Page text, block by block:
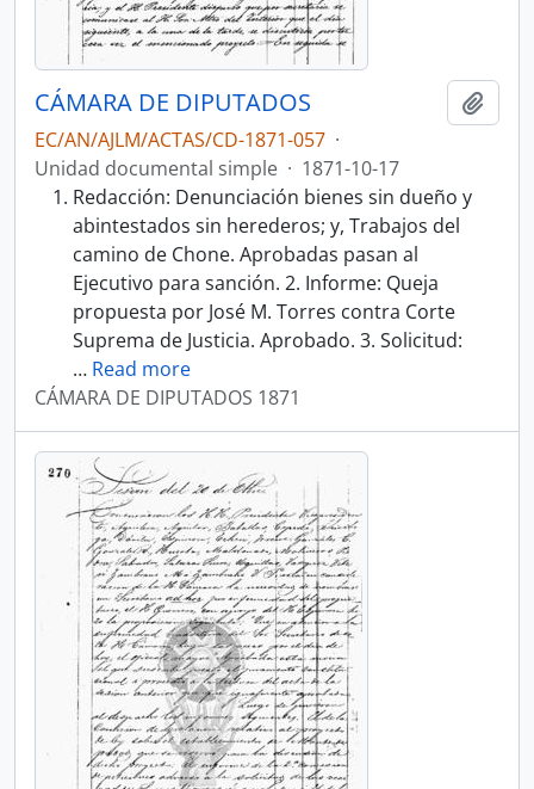
CÁMARA DE DIPUTADOS
EC/AN/AJLM/ACTAS/CD-1871-057 ·
Unidad documental simple · 1871-10-17
Redacción: Denunciación bienes sin dueño y
abintestados sin herederos; y, Trabajos del
camino de Chone. Aprobadas pasan al
Ejecutivo para sanción. 2. Informe: Queja
propuesta por José M. Torres contra Corte
Suprema de Justicia. Aprobado. 3. Solicitud:
… Read more
CÁMARA DE DIPUTADOS 1871